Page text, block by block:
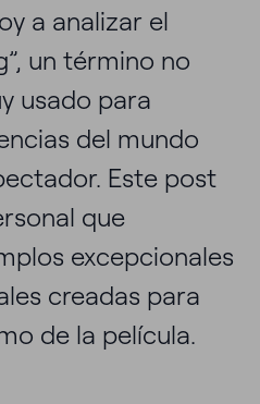
a analizar el
un término no
usado para
del mundo
Este post
que
excepcionales
creadas para
de la película.